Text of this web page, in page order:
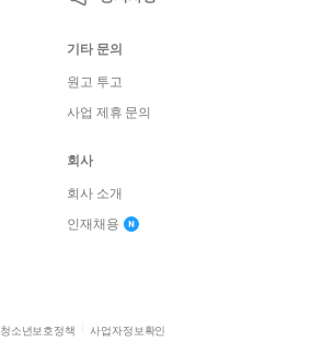
기타 문의
원고 투고
사업 제휴 문의
회사
회사 소개
인재채용
청소년보호정책 사업자정보확인